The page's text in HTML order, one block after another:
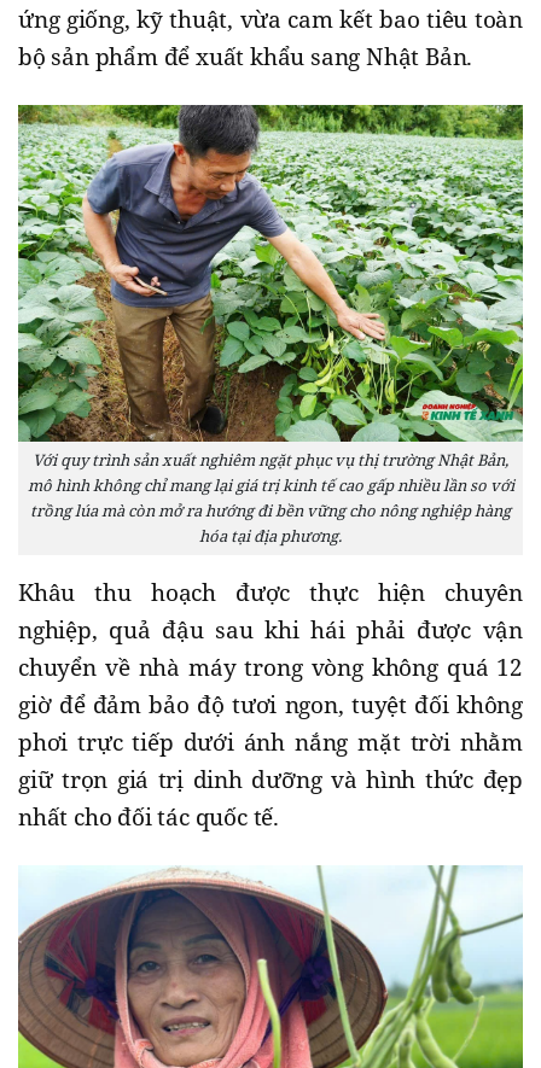
ứng giống, kỹ thuật, vừa cam kết bao tiêu toàn
bộ sản phẩm để xuất khẩu sang Nhật Bản.
Với quy trình sản xuất nghiêm ngặt phục vụ thị trường Nhật Bản,
mô hình không chỉ mang lại giá trị kinh tế cao gấp nhiều lần so với
trồng lúa mà còn mở ra hướng đi bền vững cho nông nghiệp hàng
hóa tại địa phương.
​Khâu thu hoạch được thực hiện chuyên
nghiệp, quả đậu sau khi hái phải được vận
chuyển về nhà máy trong vòng không quá 12
giờ để đảm bảo độ tươi ngon, tuyệt đối không
phơi trực tiếp dưới ánh nắng mặt trời nhằm
giữ trọn giá trị dinh dưỡng và hình thức đẹp
nhất cho đối tác quốc tế.